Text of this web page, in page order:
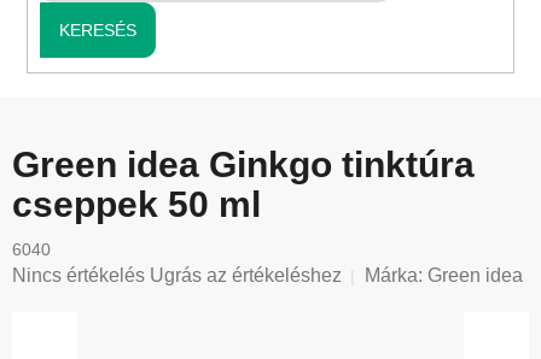
KERESÉS
Green idea Ginkgo tinktúra
cseppek 50 ml
6040
A
Nincs értékelés Ugrás az értékeléshez Márka: Green idea